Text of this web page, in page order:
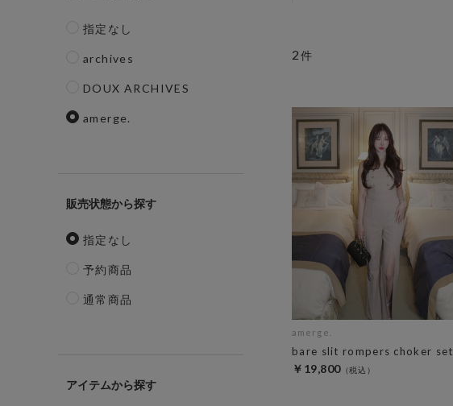
指定なし
archives
DOUX ARCHIVES
amerge.
販売状態
指定なし
予約商品
通常商品
アイテム
2件
amerge.
bare slit rompers choker set
￥19,800